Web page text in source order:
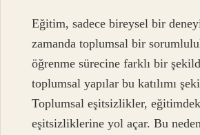
Eğitim, sadece bireysel bir
zamanda toplumsal bir
öğrenme sürecine farklı bir
toplumsal yapılar bu katılımı
Toplumsal eşitsizlikler,
eşitsizliklerine yol açar. Bu